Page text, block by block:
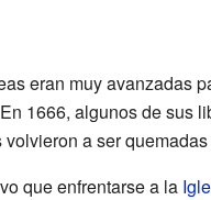
eran muy avanzadas
1666, algunos de sus
a ser
que enfrentarse a la